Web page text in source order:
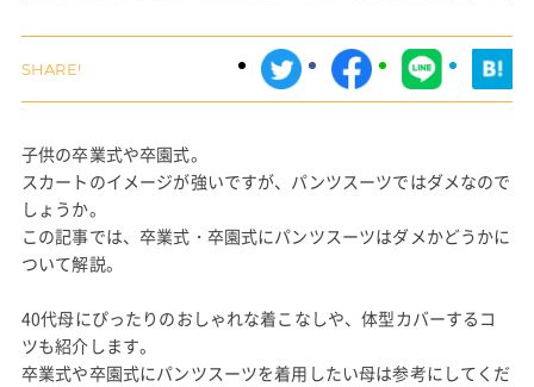
子供の卒業式や卒園式。
スカートのイメージが強いですが、パンツスーツではダメなので
しょうか。
この記事では、卒業式・卒園式にパンツスーツはダメかどうかに
ついて解説。
40代母にぴったりのおしゃれな着こなしや、体型カバーするコ
ツも紹介します。
卒業式や卒園式にパンツスーツを着用したい母は参考にしてくだ